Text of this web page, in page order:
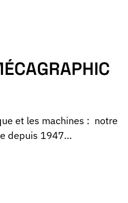
et les machines : notre
depuis 1947…